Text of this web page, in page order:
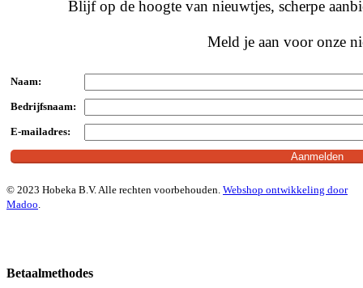
Blijf op de hoogte van nieuwtjes, scherpe
Meld je aan voor onze
Naam:
Bedrijfsnaam:
E-mailadres:
© 2023 Hobeka B.V. Alle rechten voorbehouden. Webshop ontwikkeling door
Madoo.
Betaalmethodes